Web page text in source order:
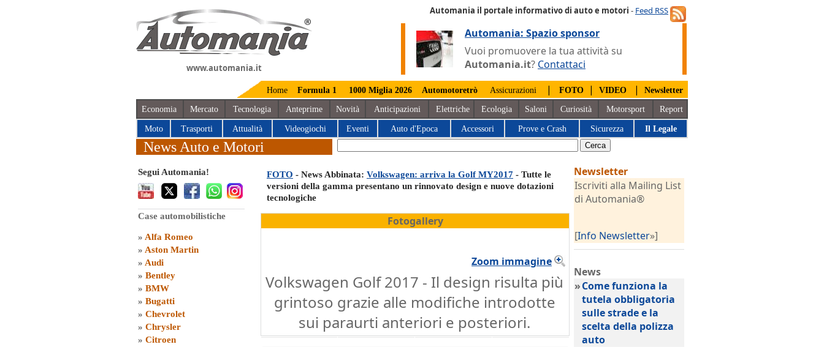
www.automania.it
Automania il portale informativo di auto e motori - Feed RSS
Automania: Spazio sponsor
Vuoi promuovere la tua attività su
Automania.it? Contattaci
Home Formula 1 1000 Miglia 2026 Automotoretrò Assicurazioni | FOTO | VIDEO | Newsletter
Economia Mercato Tecnologia Anteprime Novità Anticipazioni Elettriche Ecologia Saloni Curiosità Motorsport Report
Moto Trasporti Attualità Videogiochi Eventi Auto d'Epoca Accessori Prove e Crash Sicurezza Il Legale
News Auto e Motori
Segui Automania!
Case automobilistiche
» Alfa Romeo
» Aston Martin
» Audi
» Bentley
» BMW
» Bugatti
» Chevrolet
» Chrysler
» Citroen
FOTO - News Abbinata: Volkswagen: arriva la Golf MY2017 - Tutte le
versioni della gamma presentano un rinnovato design e nuove dotazioni
tecnologiche
Fotogallery
Zoom immagine
Volkswagen Golf 2017 - Il design risulta più
grintoso grazie alle modifiche introdotte
sui paraurti anteriori e posteriori.
Newsletter
Iscriviti alla Mailing List
di Automania®
[Info Newsletter»]
News
»Come funziona la
tutela obbligatoria
sulle strade e la
scelta della polizza
auto